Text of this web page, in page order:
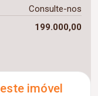
Consulte-nos
199.000,00
imóvel